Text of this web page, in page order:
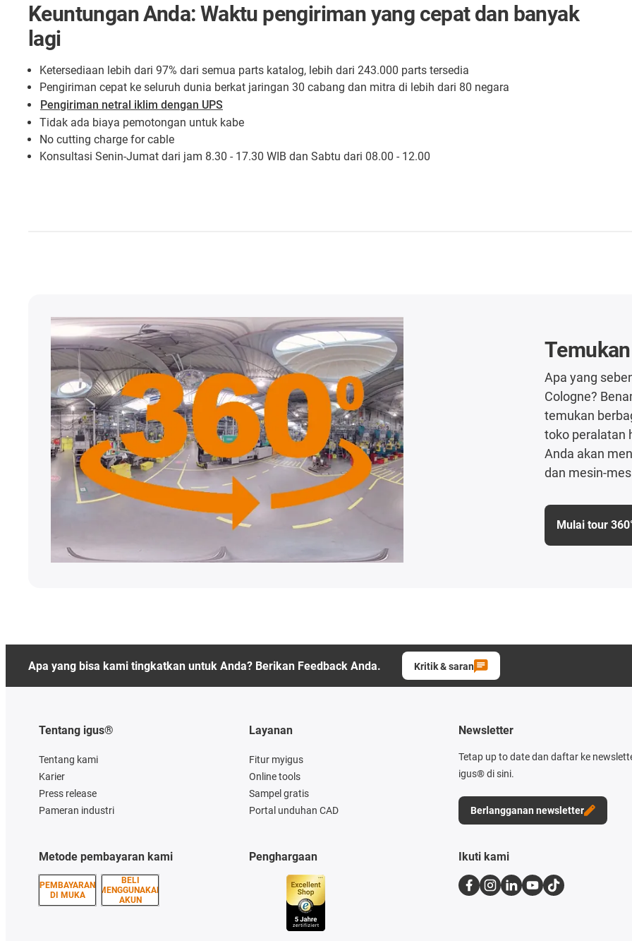
Keuntungan Anda: Waktu pengiriman yang cepat dan banyak
lagi
Ketersediaan lebih dari 97% dari semua parts katalog, lebih dari 243.000 parts tersedia
Pengiriman cepat ke seluruh dunia berkat jaringan 30 cabang dan mitra di lebih dari 80 negara
Pengiriman netral iklim dengan UPS
Tidak ada biaya pemotongan untuk kabe
No cutting charge for cable
Konsultasi Senin-Jumat dari jam 8.30 - 17.30 WIB dan Sabtu dari 08.00 - 12.00
Apa yang
Cologne?
temukan
toko peralatan
Anda akan
dan mesin-
Mulai tour
Apa yang bisa kami tingkatkan untuk Anda? Berikan Feedback Anda. Kritik & saran
Tentang igus®
Tentang kami
Karier
Press release
Pameran industri
Metode pembayaran kami
PEMBAYARAN
DI MUKA
BELI
MENGGUNAKAN
AKUN
Layanan
Fitur myigus
Online tools
Sampel gratis
Portal unduhan CAD
Penghargaan
Newsletter
Tetap up to date dan daftar ke
igus® di sini.
Berlangganan newsletter
Ikuti kami